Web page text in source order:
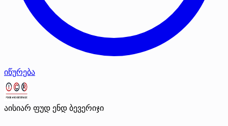
იწურება
აისიარ ფუდ ენდ ბევერიჯი